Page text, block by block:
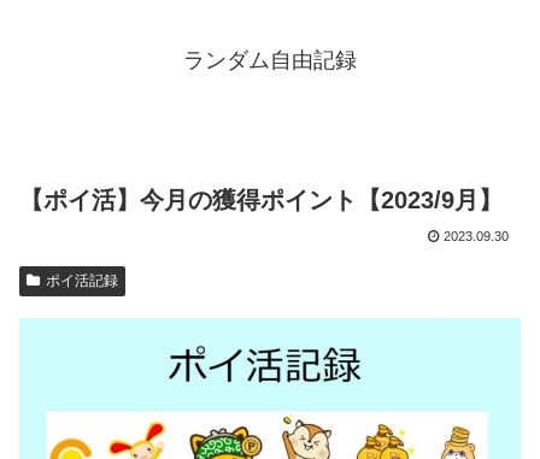
ランダム自由記録
【ポイ活】今月の獲得ポイント【2023/9月】
2023.09.30
ポイ活記録